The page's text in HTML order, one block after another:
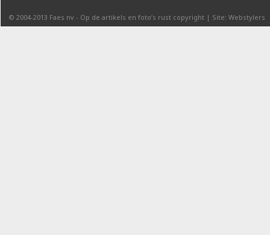
© 2004-2013 Faes nv - Op de artikels en foto’s rust copyright | Site: Webstylers